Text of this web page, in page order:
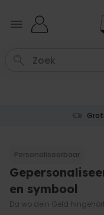
Personaliseerbaar
en symbool
Da wo dein Geld hingehört.